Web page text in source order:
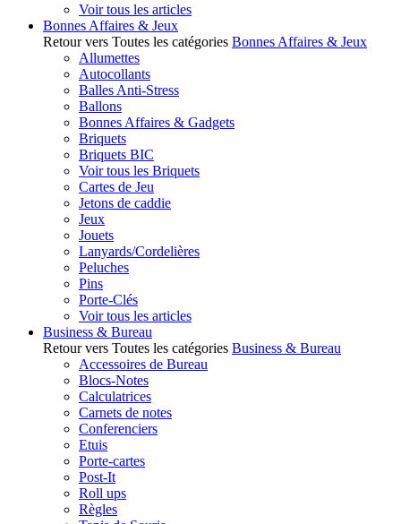
Voir tous les articles
Bonnes Affaires & Jeux
Retour vers Toutes les catégories Bonnes Affaires & Jeux
Allumettes
Autocollants
Balles Anti-Stress
Ballons
Bonnes Affaires & Gadgets
Briquets
Briquets BIC
Voir tous les Briquets
Cartes de Jeu
Jetons de caddie
Jeux
Jouets
Lanyards/Cordelières
Peluches
Pins
Porte-Clés
Voir tous les articles
Business & Bureau
Retour vers Toutes les catégories Business & Bureau
Accessoires de Bureau
Blocs-Notes
Calculatrices
Carnets de notes
Conferenciers
Etuis
Porte-cartes
Post-It
Roll ups
Règles